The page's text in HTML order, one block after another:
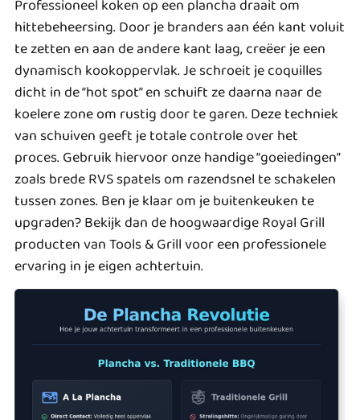
Professioneel koken op een plancha draait om
hittebeheersing. Door je branders aan één kant voluit
te zetten en aan de andere kant laag, creëer je een
dynamisch kookoppervlak. Je schroeit je coquilles
dicht in de “hot spot” en schuift ze daarna naar de
koelere zone om rustig door te garen. Deze techniek
van schuiven geeft je totale controle over het
proces. Gebruik hiervoor onze handige “goeiedingen”
zoals brede RVS spatels om razendsnel te schakelen
tussen zones. Ben je klaar om je buitenkeuken te
upgraden? Bekijk dan dehoogwaardige Royal Grill
productenvan Tools & Grill voor een professionele
ervaring in je eigen achtertuin.